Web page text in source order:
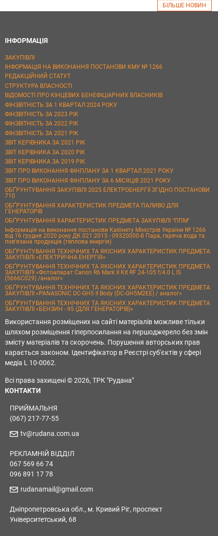
БІЛЬШЕ НОВИН
ІНФОРМАЦІЯ
ЗАКУПІВЛІ
ІНФОРМАЦІЯ НА ВИКОНАННЯ ПОСТАНОВИ КМУ № 1266
РЕДАКЦІЙНИЙ СТАТУТ
СТРУКТУРА ВЛАСНОСТІ
ВІДОМОСТІ ПРО КІНЦЕВИХ БЕНЕФІЦІАРНИХ ВЛАСНИКІВ
ФІНЗВІТНІСТЬ ЗА 1 КВАРТАЛ 2024 РОКУ
ФІНЗВІТНІСТЬ ЗА 2023 РІК
ФІНЗВІТНІСТЬ ЗА 2022 РІК
ФІНЗВІТНІСТЬ ЗА 2021 РІК
ЗВІТ КЕРІВНИКА ЗА 2021 РІК
ЗВІТ КЕРІВНИКА ЗА 2020 РІК
ЗВІТ КЕРІВНИКА ЗА 2019 РІК
ЗВІТ ПРО ВИКОНАННЯ ФІНПЛАНУ ЗА 1 КВАРТАЛ 2021 РОКУ
ЗВІТ ПРО ВИКОНАННЯ ФІНПЛАНУ ЗА 6 МІСЯЦІВ 2021 РОКУ
ОБҐРУНТУВАННЯ ЗАКУПІВЛІ 2025 ЕЛЕКТРОЕНЕРГІЇ ЗГІДНО ПОСТАНОВИ
710
ОБҐРУНТУВАННЯ ХАРАКТЕРИСТИК ПРЕДМЕТА ПАЛИВО ДЛЯ
ГЕНЕРАТОРІВ
ОБҐРУНТУВАННЯ ХАРАКТЕРИСТИК ПРЕДМЕТА ЗАКУПІВЛІ "ППМ"
Інформація на виконання постанови Кабінету Міністрів України № 1266
від 16 грудня 2020 року ДК 021:2015 - 09320000-8 Пара, гаряча вода та
пов’язана продукція (теплова енергія)
ОБҐРУНТУВАННЯ ТЕХНІЧНИХ ТА ЯКІСНИХ ХАРАКТЕРИСТИК ПРЕДМЕТА
ЗАКУПІВЛІ «ЕЛЕКТРИЧНА ЕНЕРГІЯ»
ОБҐРУНТУВАННЯ ТЕХНІЧНИХ ТА ЯКІСНИХ ХАРАКТЕРИСТИК ПРЕДМЕТА
ЗАКУПІВЛІ «Фотоапарат Canon R6 Mark II Kit RF 24-105 f/4.0 L IS
(5666C029) /аналог»
ОБҐРУНТУВАННЯ ТЕХНІЧНИХ ТА ЯКІСНИХ ХАРАКТЕРИСТИК ПРЕДМЕТА
ЗАКУПІВЛІ «PANASONIC DC-GH5 II Body (DC-GH5M2EE) / аналог»
ОБҐРУНТУВАННЯ ТЕХНІЧНИХ ТА ЯКІСНИХ ХАРАКТЕРИСТИК ПРЕДМЕТА
ЗАКУПІВЛІ «БЕНЗИН - 95 (ДЛЯ ГЕНЕРАТОРІВ)»
Використання розміщених на сайті матеріалів можливе тільки
шляхом розміщення гіперпосилання на першоджерело без змін
змісту матеріалів та скорочень. Порушення авторських прав
карається законом. Ідентифікатор в Реєстрі суб'єктів у сфері
медіа L 10-0062.
Всі права захищені © 2026, ТРК "Рудана"
КОНТАКТИ
ПРИЙМАЛЬНЯ
(067) 217-77-55
tv@rudana.com.ua
РЕКЛАМНІЙ ВІДДІЛ
067 569 66 74
096 891 17 78
rudanamail@gmail.com
Дніпропетровська обл., м. Кривий Ріг, проспект
Університетський, 68